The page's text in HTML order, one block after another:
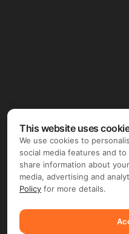
This website uses
We use cookies to
social media features and
share information about
media, advertising and
Policy for more details.